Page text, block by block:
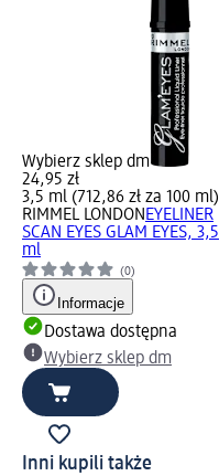
Wybierz sklep dm
24,95 zł
3,5 ml (712,86 zł za 100 ml)
RIMMEL LONDONEYELINER
SCAN EYES GLAM EYES, 3,5
ml
(0)
Informacje
Dostawa dostępna
Wybierz sklep dm
Inni kupili także